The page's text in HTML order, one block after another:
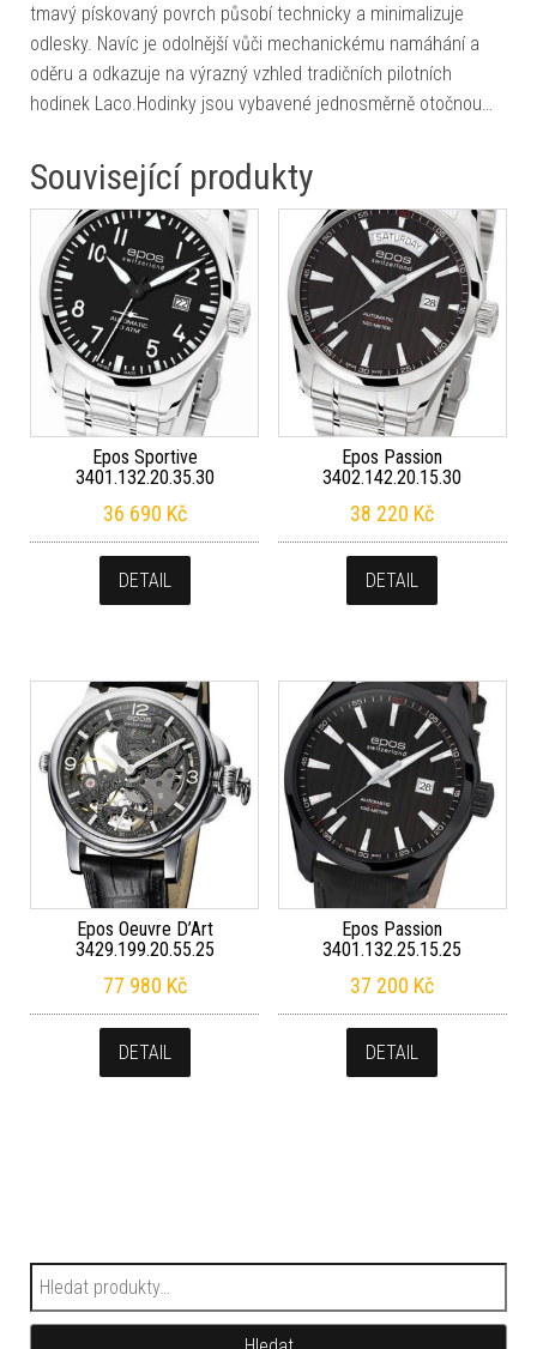
tmavý pískovaný povrch působí technicky a minimalizuje
odlesky. Navíc je odolnější vůči mechanickému namáhání a
oděru a odkazuje na výrazný vzhled tradičních pilotních
hodinek Laco.Hodinky jsou vybavené jednosměrně otočnou…
Související produkty
Epos Sportive
3401.132.20.35.30
36 690 Kč
DETAIL
Epos Passion
3402.142.20.15.30
38 220 Kč
DETAIL
Epos Oeuvre D’Art
3429.199.20.55.25
77 980 Kč
DETAIL
Epos Passion
3401.132.25.15.25
37 200 Kč
DETAIL
Hledat: